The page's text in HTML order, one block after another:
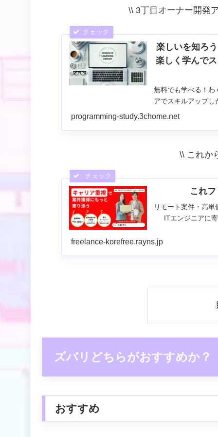
\\ 3丁目オーナー開発
楽しいを知ろ
楽しく学んで
無料でも学べる！わ
アでスキルアップ
プ！役立つ教材集
programming-study.3chome.net
\\ これか
これ
リモート案件・高
ITエンジニアに
freelance-korefree.rayns.jp
ズバリどちらがおすすめか？
おすすめ